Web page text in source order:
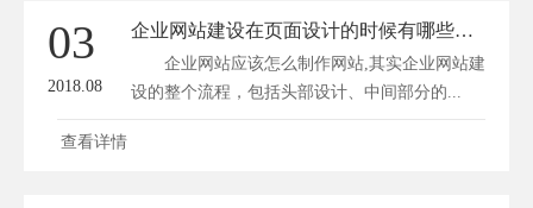
03
2018.08
企业网站建设在页面设计的时候有哪些技巧？
企业网站应该怎么制作网站,其实企业网站建
设的整个流程，包括头部设计、中间部分的...
查看详情